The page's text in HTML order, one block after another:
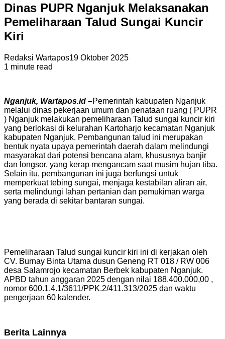
Dinas PUPR Nganjuk Melaksanakan
Pemeliharaan Talud Sungai Kuncir
Kiri
Redaksi Wartapos19 Oktober 2025
1 minute read
Nganjuk, Wartapos.id –Pemerintah kabupaten Nganjuk
melalui dinas pekerjaan umum dan penataan ruang ( PUPR
) Nganjuk melakukan pemeliharaan Talud sungai kuncir kiri
yang berlokasi di kelurahan Kartoharjo kecamatan Nganjuk
kabupaten Nganjuk. Pembangunan talud ini merupakan
bentuk nyata upaya pemerintah daerah dalam melindungi
masyarakat dari potensi bencana alam, khususnya banjir
dan longsor, yang kerap mengancam saat musim hujan tiba.
Selain itu, pembangunan ini juga berfungsi untuk
memperkuat tebing sungai, menjaga kestabilan aliran air,
serta melindungi lahan pertanian dan pemukiman warga
yang berada di sekitar bantaran sungai.
Pemeliharaan Talud sungai kuncir kiri ini di kerjakan oleh
CV. Burnay Binta Utama dusun Geneng RT 018 / RW 006
desa Salamrojo kecamatan Berbek kabupaten Nganjuk.
APBD tahun anggaran 2025 dengan nilai 188.400.000,00 ,
nomor 600.1.4.1/3611/PPK.2/411.313/2025 dan waktu
pengerjaan 60 kalender.
Berita Lainnya